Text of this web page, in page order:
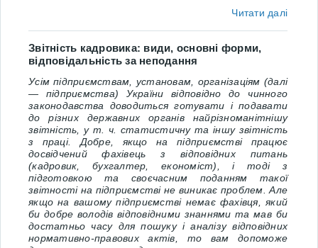
Читати далі
Звітність кадровика: види, основні форми,
відповідальність за неподання
Усім підприємствам, установам, організаціям (далі
― підприємства) України відповідно до чинного
законодавства доводиться готувати і подавати
до різних державних органів найрізноманітнішу
звітність, у т. ч. статистичну та іншу звітність
з праці. Добре, якщо на підприємстві працює
досвідчений фахівець з відповідних питань
(кадровик, бухгалтер, економіст), і тоді з
підготовкою та своєчасним поданням такої
звітності на підприємстві не виникає проблем. Але
якщо на вашому підприємстві немає фахівця, який
би добре володів відповідними знаннями та мав би
достатньо часу для пошуку і аналізу відповідних
нормативно-правових актів, то вам допоможе